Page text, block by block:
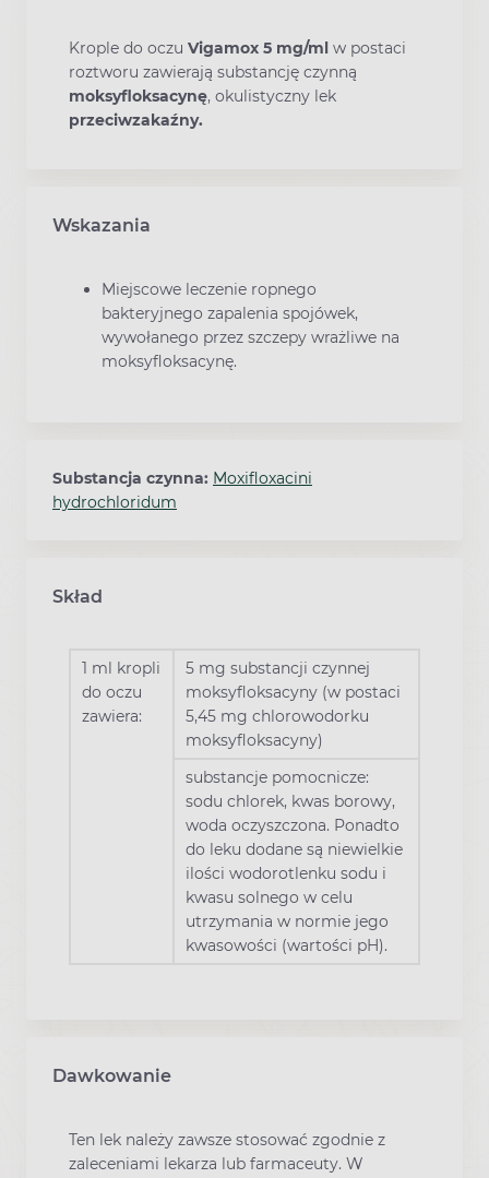
Krople do oczu Vigamox 5 mg/ml w postaci
roztworu zawierają substancję czynną
moksyfloksacynę, okulistyczny lek
przeciwzakaźny.
Wskazania
Miejscowe leczenie ropnego
bakteryjnego zapalenia spojówek,
wywołanego przez szczepy wrażliwe na
moksyfloksacynę.
Substancja czynna: Moxifloxacini
hydrochloridum
Skład
1 ml kropli
do oczu
zawiera:
5 mg substancji czynnej
moksyfloksacyny (w postaci
5,45 mg chlorowodorku
moksyfloksacyny)
substancje pomocnicze:
sodu chlorek, kwas borowy,
woda oczyszczona. Ponadto
do leku dodane są niewielkie
ilości wodorotlenku sodu i
kwasu solnego w celu
utrzymania w normie jego
kwasowości (wartości pH).
Dawkowanie
Ten lek należy zawsze stosować zgodnie z
zaleceniami lekarza lub farmaceuty. W